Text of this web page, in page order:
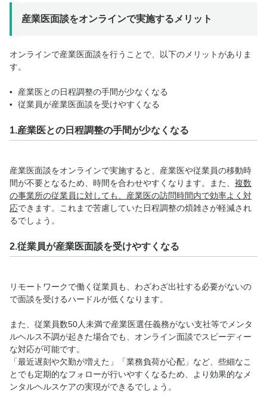
産業医面談をオンラインで実施するメリット
オンラインで産業医面談を行うことで、以下のメリットがありま
す。
産業医との日程調整の手間が少なくなる
従業員が産業医面談を受けやすくなる
1.産業医との日程調整の手間が少なくなる
産業医面談をオンラインで実施すると、産業医や従業員の移動時
間が不要となるため、時間を合わせやすくなります。また、 複数
の事業所の従業員に対しても、産業医の訪問時間内で効率よく対
応できます。これまで苦慮していた日程調整の煩雑さが軽減され
るでしょう。
2.従業員が産業医面談を受けやすくなる
リモートワークで働く従業員も、わざわざ出社する必要がないの
で面談を受けるハードルが低くなります。
また、従業員数50人未満で産業医選任義務がない支社等でメンタ
ルヘルス不調が起きた場合でも、オンライン面談でスピーディー
な対応が可能です。
「最近遅刻や欠勤が増えた」「業務負荷が心配」など、些細なこ
とでも定期的なフォローが行いやすくなるため、より効果的なメ
ンタルヘルスケアの実現ができるでしょう。